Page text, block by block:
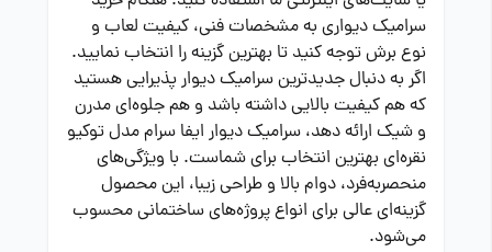
سرامیک دیواری به مشخصات فنی، کیفیت لعاب و
نوع برش توجه کنید تا بهترین گزینه را انتخاب نمایید.
اگر به دنبال جدیدترین سرامیک دیوار پذیرایی هستید
که هم کیفیت بالایی داشته باشد و هم جلوه‌ای مدرن
و شیک ارائه دهد، سرامیک دیوار ایفا سرام مدل توکیو
نقره‌ای بهترین انتخاب برای شماست. با ویژگی‌های
منحصر‌به‌فرد، دوام بالا و طراحی زیبا، این محصول
گزینه‌ای عالی برای انواع پروژه‌های ساختمانی محسوب
می‌شود.